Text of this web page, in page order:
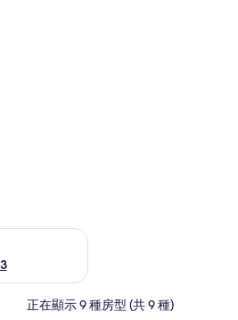
的可訂空房
正在顯示 9 種房型 (共 9 種)